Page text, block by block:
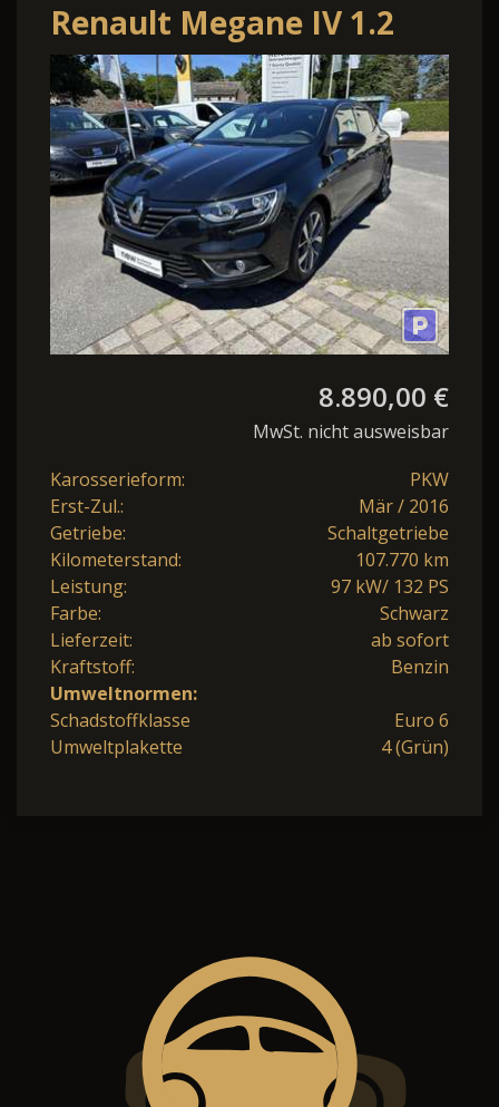
Renault Megane IV 1.2
TCe 130 BOSE-Edition
8.890,00 €
MwSt. nicht ausweisbar
Karosserieform:
PKW
Erst-Zul.:
Mär / 2016
Getriebe:
Schaltgetriebe
Kilometerstand:
107.770 km
Leistung:
97 kW/ 132 PS
Farbe:
Schwarz
Lieferzeit:
ab sofort
Kraftstoff:
Benzin
Umweltnormen:
Schadstoffklasse
Euro 6
Umweltplakette
4 (Grün)